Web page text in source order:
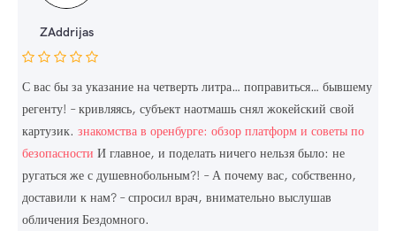
ZAddrijas
С вас бы за указание на четверть литра… поправиться… бывшему
регенту! – кривляясь, субъект наотмашь снял жокейский свой
картузик. знакомства в оренбурге: обзор платформ и советы по
безопасности И главное, и поделать ничего нельзя было: не
ругаться же с душевнобольным?! – А почему вас, собственно,
доставили к нам? – спросил врач, внимательно выслушав
обличения Бездомного.